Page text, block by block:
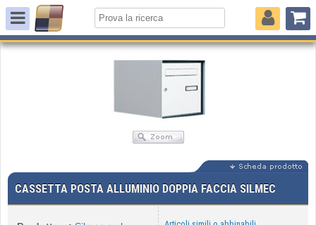
CASSETTA POSTA ALLUMINIO DOPPIA FACCIA SILMEC